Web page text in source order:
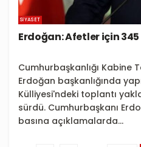
SIYASET
Erdoğan: Afetler için
Cumhurbaşkanlığı Kabine
Erdoğan başkanlığında
Külliyesi'ndeki toplantı
sürdü. Cumhurbaşkanı
basına açıklamalarda...